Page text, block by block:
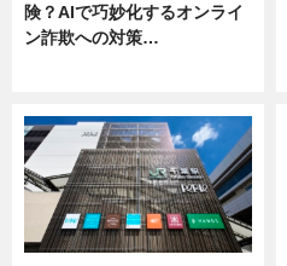
険？AIで巧妙化するオンライ
ン詐欺への対策…